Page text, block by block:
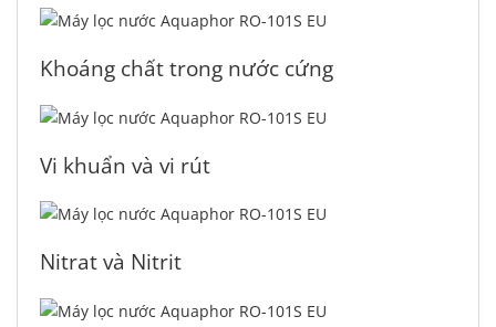
Khoáng chất trong nước cứng
Vi khuẩn và vi rút
Nitrat và Nitrit